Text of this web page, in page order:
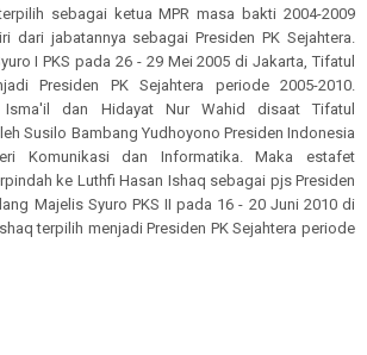
sebagai ketua MPR masa bakti 2004-2009
dari jabatannya sebagai Presiden PK Sejahtera.
I PKS pada 26 - 29 Mei 2005 di Jakarta, Tifatul
Presiden PK Sejahtera periode 2005-2010.
Isma'il dan Hidayat Nur Wahid disaat Tifatul
Susilo Bambang Yudhoyono Presiden Indonesia
Komunikasi dan Informatika. Maka estafet
ke Luthfi Hasan Ishaq sebagai pjs Presiden
Majelis Syuro PKS II pada 16 - 20 Juni 2010 di
terpilih menjadi Presiden PK Sejahtera periode